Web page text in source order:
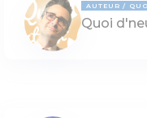
AUTEUR
Quoi